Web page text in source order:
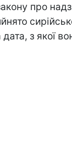
про
з якої